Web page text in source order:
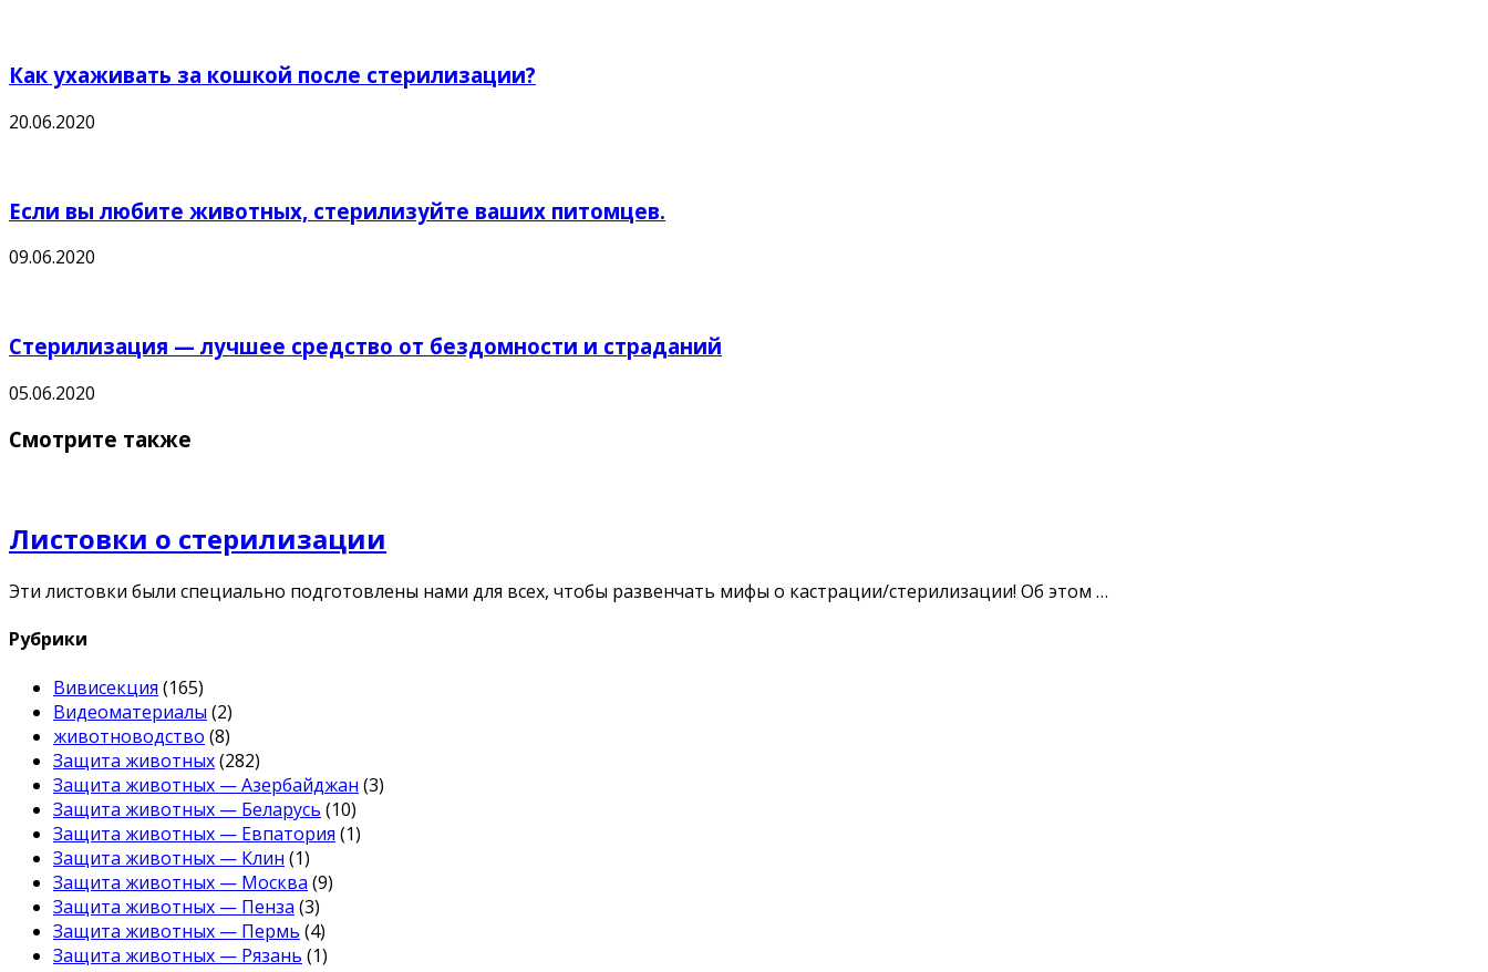
Как ухаживать за кошкой после стерилизации?
20.06.2020
Если вы любите животных, стерилизуйте ваших питомцев.
09.06.2020
Стерилизация — лучшее средство от бездомности и страданий
05.06.2020
Смотрите также
Листовки о стерилизации
Эти листовки были специально подготовлены нами для всех, чтобы развенчать мифы о кастрации/стерилизации! Об этом …
Рубрики
Вивисекция (165)
Видеоматериалы (2)
животноводство (8)
Защита животных(282)
Защита животных — Азербайджан (3)
Защита животных — Беларусь (10)
Защита животных — Евпатория (1)
Защита животных — Клин (1)
Защита животных — Москва (9)
Защита животных — Пенза (3)
Защита животных — Пермь (4)
Защита животных — Рязань (1)